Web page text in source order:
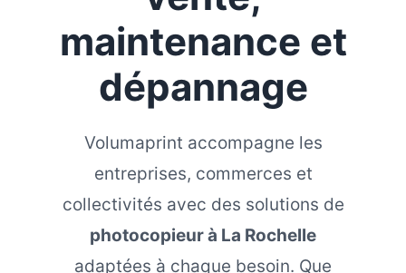
maintenance et
dépannage
Volumaprint accompagne les
entreprises, commerces et
collectivités avec des solutions de
photocopieur à La Rochelle
adaptées à chaque besoin. Que